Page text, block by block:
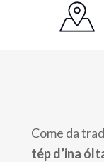
Come da
tép d’ina